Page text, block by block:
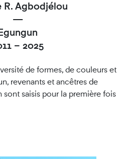
R. Agbodjélou
—
– 2025
de formes, de couleurs et
revenants et ancêtres de
sont saisis pour la première fois